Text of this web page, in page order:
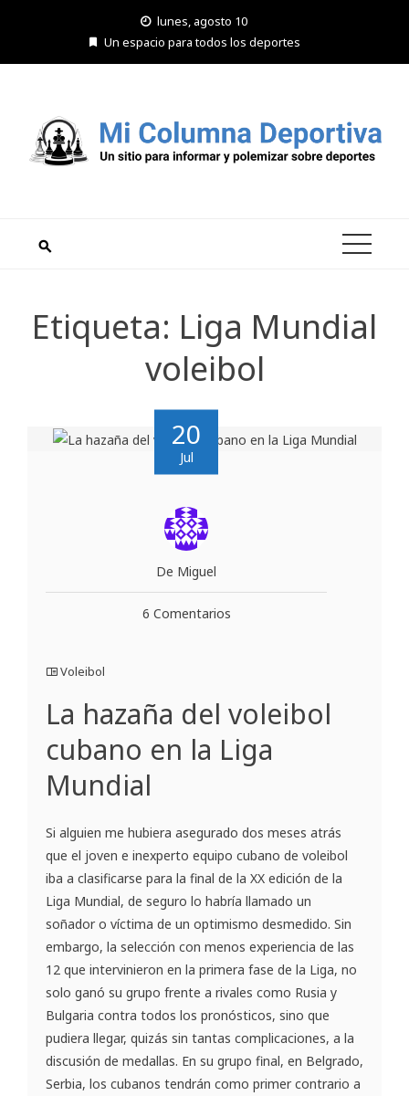
lunes, agosto 10
Un espacio para todos los deportes
Etiqueta: Liga Mundial
voleibol
20
Jul
De Miguel
6 Comentarios
Voleibol
La hazaña del voleibol
cubano en la Liga
Mundial
Si alguien me hubiera asegurado dos meses atrás
que el joven e inexperto equipo cubano de voleibol
iba a clasificarse para la final de la XX edición de la
Liga Mundial, de seguro lo habría llamado un
soñador o víctima de un optimismo desmedido. Sin
embargo, la selección con menos experiencia de las
12 que intervinieron en la primera fase de la Liga, no
solo ganó su grupo frente a rivales como Rusia y
Bulgaria contra todos los pronósticos, sino que
pudiera llegar, quizás sin tantas complicaciones, a la
discusión de medallas. En su grupo final, en Belgrado,
Serbia, los cubanos tendrán como primer contrario a